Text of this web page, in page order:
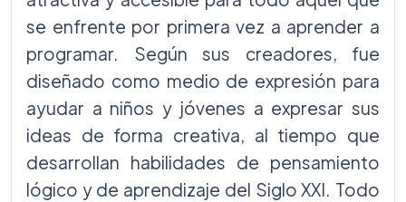
se enfrente por primera vez a aprender a
programar. Según sus creadores, fue
diseñado como medio de expresión para
ayudar a niños y jóvenes a expresar sus
ideas de forma creativa, al tiempo que
desarrollan habilidades de pensamiento
lógico y de aprendizaje del Siglo XXI. Todo